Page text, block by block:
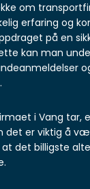
om
erfaring og
på en
kan man
i Vang tar,
det er viktig å
det billigste